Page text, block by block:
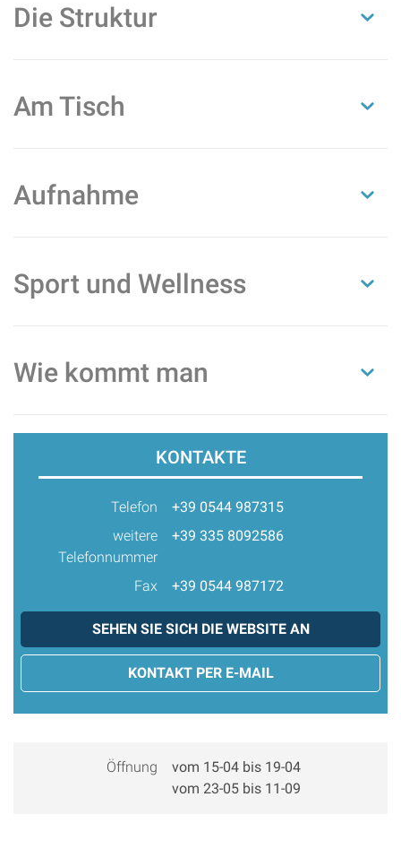
Die Struktur
Am Tisch
Aufnahme
Sport und Wellness
Wie kommt man
KONTAKTE
Telefon
+39 0544 987315
weitere
Telefonnummer
+39 335 8092586
Fax +39 0544 987172
SEHEN SIE SICH DIE WEBSITE AN
KONTAKT PER E-MAIL
Öffnung
vom 15-04 bis 19-04
vom 23-05 bis 11-09